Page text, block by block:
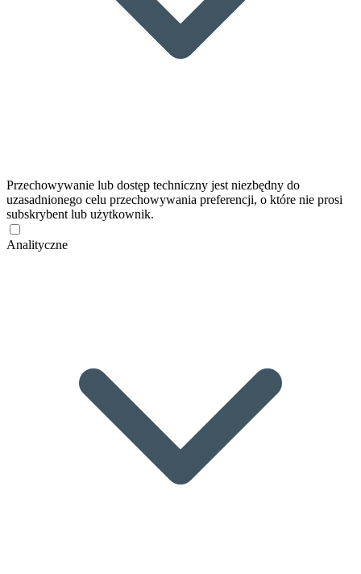
Przechowywanie lub dostęp techniczny jest niezbędny do
uzasadnionego celu przechowywania preferencji, o które nie prosi
subskrybent lub użytkownik.
Analityczne